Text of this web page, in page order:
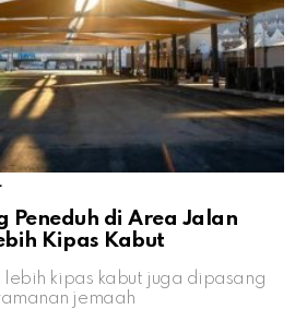
Peneduh di Area Jalan
Kipas Kabut
kipas kabut juga dipasang
jemaah